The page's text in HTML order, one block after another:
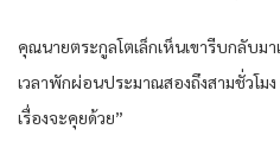
คุณนายตระกูลโตเล็กเห็นเขารีบกลับม
เวลาพักผ่อนประมาณสองถึงสามชั่วโม
เรื่องจะคุยด้วย”